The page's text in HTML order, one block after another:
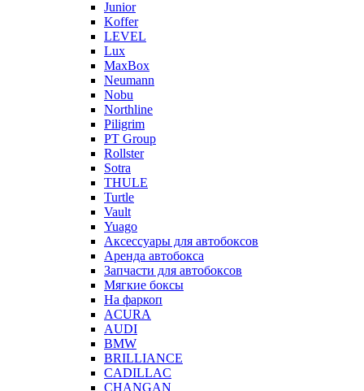
Junior
Koffer
LEVEL
Lux
MaxBox
Neumann
Nobu
Northline
Piligrim
PT Group
Rollster
Sotra
THULE
Turtle
Vault
Yuago
Аксессуары для автобоксов
Аренда автобокса
Запчасти для автобоксов
Мягкие боксы
На фаркоп
ACURA
AUDI
BMW
BRILLIANCE
CADILLAC
CHANGAN